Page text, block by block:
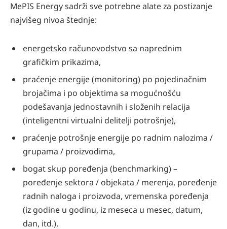
MePIS Energy sadrži sve potrebne alate za postizanje
najvišeg nivoa štednje:
energetsko računovodstvo sa naprednim
grafičkim prikazima,
praćenje energije (monitoring) po pojedinačnim
brojačima i po objektima sa mogućnošću
podešavanja jednostavnih i složenih relacija
(inteligentni virtualni delitelji potrošnje),
praćenje potrošnje energije po radnim nalozima /
grupama / proizvodima,
bogat skup poređenja (benchmarking) –
poređenje sektora / objekata / merenja, poređenje
radnih naloga i proizvoda, vremenska poređenja
(iz godine u godinu, iz meseca u mesec, datum,
dan, itd.),